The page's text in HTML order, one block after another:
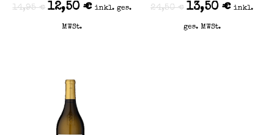
14,95€ 12,50€ inkl. ges.
MWSt.
24,50€ 13,50€ inkl.
ges. MWSt.